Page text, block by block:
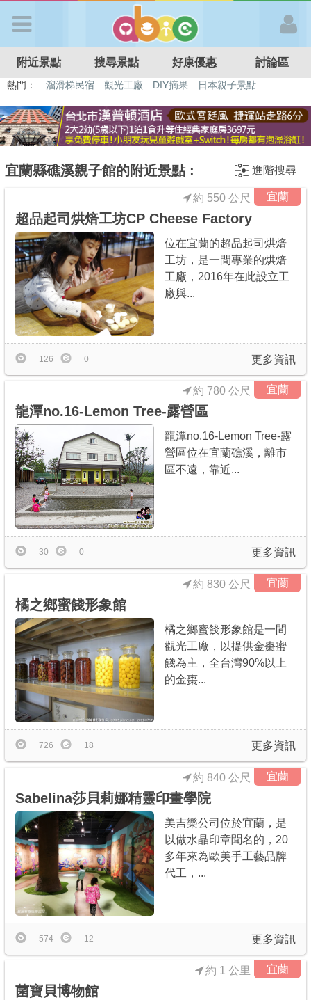
APP登入
首 頁
最新消息
最新留言
商家合作
推薦景點
討論區
聯絡我們
APP下載
附近景點 搜尋景點 好康優惠 討論區
熱門： 溜滑梯民宿 觀光工廠 DIY摘果
日本親子景點
宜蘭縣礁溪親子館的附近景點 : 進階搜尋
宜蘭
約 550 公尺
超品起司烘焙工坊CP Cheese Factory
位在宜蘭的超品起司烘焙
工坊，是一間專業的烘焙
工廠，2016年在此設立工
廠與...
更多資訊
126 0
宜蘭
約 780 公尺
龍潭no.16-Lemon Tree-露營區
龍潭no.16-Lemon Tree-露
營區位在宜蘭礁溪，離市
區不遠，靠近...
更多資訊
30 0
宜蘭
約 830 公尺
橘之鄉蜜餞形象館
橘之鄉蜜餞形象館是一間
觀光工廠，以提供金棗蜜
餞為主，全台灣90%以上
的金棗...
更多資訊
726 18
宜蘭
約 840 公尺
Sabelina莎貝莉娜精靈印畫學院
美吉樂公司位於宜蘭，是
以做水晶印章聞名的，20
多年來為歐美手工藝品牌
代工，...
更多資訊
574 12
宜蘭
約 1 公里
菌寶貝博物館